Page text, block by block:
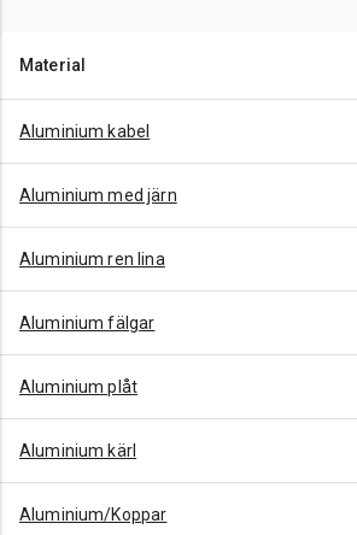
Material
Aluminium kabel
Aluminium med järn
Aluminium ren lina
Aluminium fälgar
Aluminium plåt
Aluminium kärl
Aluminium/Koppar